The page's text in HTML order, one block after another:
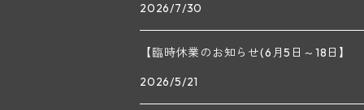
ルフレーヴ(ピュリニー・モンラッシェ)
マラート
シュタット・クレムス
ヒルシュ
シュロス・ゴベルスブルグ
ビルギット・アイヒンガー
ヴァーグラム
二グル
レート
ミッテルブルゲンランド
2026/7/30
【臨時休業のお知らせ(6月5日～18日】
2026/5/21